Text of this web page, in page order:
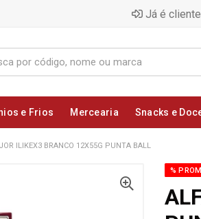
Já é
e Frios Mercearia Snacks e
ILIKEX3 BRANCO 12X55G PUNTA BALL
%